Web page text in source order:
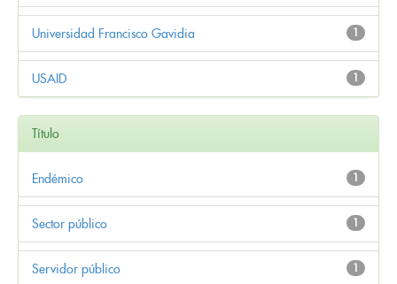
1
Universidad Francisco Gavidia
1
USAID
Título
1
Endémico
1
Sector público
1
Servidor público